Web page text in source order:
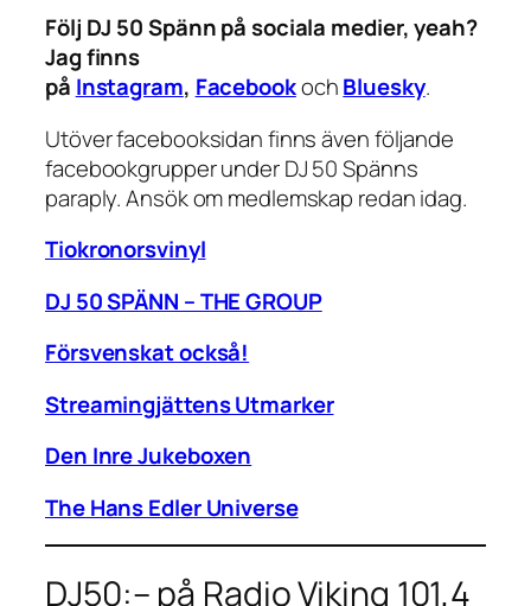
Följ DJ 50 Spänn på sociala medier, yeah?
Jag finns
på Instagram, FacebookochBluesky.
Utöver facebooksidan finns även följande
facebookgrupper under DJ 50 Spänns
paraply. Ansök om medlemskap redan idag.
Tiokronorsvinyl
DJ 50 SPÄNN – THE GROUP
Försvenskat också!
Streamingjättens Utmarker
Den Inre Jukeboxen
The Hans Edler Universe
DJ50:– på Radio Viking 101,4